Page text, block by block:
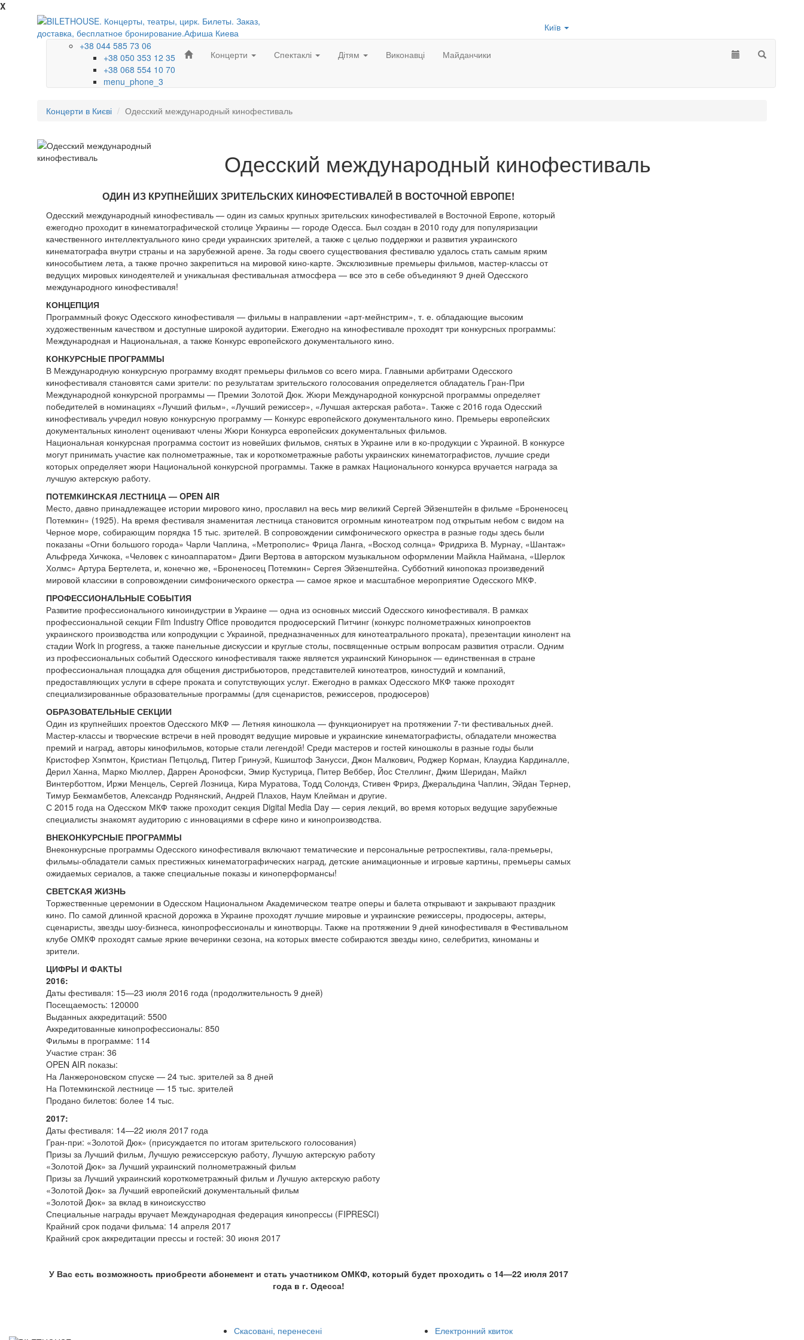
X
Київ
+38 044 585 73 06
+38 050 353 12 35
+38 068 554 10 70
menu_phone_3
Концерти Спектаклі Дітям Виконавці Майданчики
Концерти в Києві Одесский международный кинофестиваль
Одесский международный кинофестиваль
ОДИН ИЗ КРУПНЕЙШИХ ЗРИТЕЛЬСКИХ КИНОФЕСТИВАЛЕЙ В ВОСТОЧНОЙ ЕВРОПЕ!
Одесский международный кинофестиваль — один из самых крупных зрительских кинофестивалей в Восточной Европе, который
ежегодно проходит в кинематографической столице Украины — городе Одесса. Был создан в 2010 году для популяризации
качественного интеллектуального кино среди украинских зрителей, а также с целью поддержки и развития украинского
кинематографа внутри страны и на зарубежной арене. За годы своего существования фестивалю удалось стать самым ярким
кинособытием лета, а также прочно закрепиться на мировой кино-карте. Эксклюзивные премьеры фильмов, мастер-классы от
ведущих мировых кинодеятелей и уникальная фестивальная атмосфера — все это в себе объединяют 9 дней Одесского
международного кинофестиваля!
КОНЦЕПЦИЯ
Программный фокус Одесского кинофестиваля — фильмы в направлении «арт-мейнстрим», т. е. обладающие высоким
художественным качеством и доступные широкой аудитории. Ежегодно на кинофестивале проходят три конкурсных программы:
Международная и Национальная, а также Конкурс европейского документального кино.
КОНКУРСНЫЕ ПРОГРАММЫ
В Международную конкурсную программу входят премьеры фильмов со всего мира. Главными арбитрами Одесского
кинофестиваля становятся сами зрители: по результатам зрительского голосования определяется обладатель Гран-При
Международной конкурсной программы — Премии Золотой Дюк. Жюри Международной конкурсной программы определяет
победителей в номинациях «Лучший фильм», «Лучший режиссер», «Лучшая актерская работа». Также с 2016 года Одесский
кинофестиваль учредил новую конкурсную программу — Конкурс европейского документального кино. Премьеры европейских
документальных кинолент оценивают члены Жюри Конкурса европейских документальных фильмов.
Национальная конкурсная программа состоит из новейших фильмов, снятых в Украине или в ко-продукции с Украиной. В конкурсе
могут принимать участие как полнометражные, так и короткометражные работы украинских кинематографистов, лучшие среди
которых определяет жюри Национальной конкурсной программы. Также в рамках Национального конкурса вручается награда за
лучшую актерскую работу.
ПОТЕМКИНСКАЯ ЛЕСТНИЦА — OPEN AIR
Место, давно принадлежащее истории мирового кино, прославил на весь мир великий Сергей Эйзенштейн в фильме «Броненосец
Потемкин» (1925). На время фестиваля знаменитая лестница становится огромным кинотеатром под открытым небом с видом на
Черное море, собирающим порядка 15 тыс. зрителей. В сопровождении симфонического оркестра в разные годы здесь были
показаны «Огни большого города» Чарли Чаплина, «Метрополис» Фрица Ланга, «Восход солнца» Фридриха В. Мурнау, «Шантаж»
Альфреда Хичкока, «Человек с киноаппаратом» Дзиги Вертова в авторском музыкальном оформлении Майкла Наймана, «Шерлок
Холмс» Артура Бертелета, и, конечно же, «Броненосец Потемкин» Сергея Эйзенштейна. Субботний кинопоказ произведений
мировой классики в сопровождении симфонического оркестра — самое яркое и масштабное мероприятие Одесского МКФ.
ПРОФЕССИОНАЛЬНЫЕ СОБЫТИЯ
Развитие профессионального киноиндустрии в Украине — одна из основных миссий Одесского кинофестиваля. В рамках
профессиональной секции Film Industry Office проводится продюсерский Питчинг (конкурс полнометражных кинопроектов
украинского производства или копродукции с Украиной, предназначенных для кинотеатрального проката), презентации кинолент на
стадии Work in progress, а также панельные дискуссии и круглые столы, посвященные острым вопросам развития отрасли. Одним
из профессиональных событий Одесского кинофестиваля также является украинский Кинорынок — единственная в стране
профессиональная площадка для общения дистрибьюторов, представителей кинотеатров, киностудий и компаний,
предоставляющих услуги в сфере проката и сопутствующих услуг. Ежегодно в рамках Одесского МКФ также проходят
специализированные образовательные программы (для сценаристов, режиссеров, продюсеров)
ОБРАЗОВАТЕЛЬНЫЕ СЕКЦИИ
Один из крупнейших проектов Одесского МКФ — Летняя киношкола — функционирует на протяжении 7-ти фестивальных дней.
Мастер-классы и творческие встречи в ней проводят ведущие мировые и украинские кинематографисты, обладатели множества
премий и наград, авторы кинофильмов, которые стали легендой! Среди мастеров и гостей киношколы в разные годы были
Кристофер Хэпмтон, Кристиан Петцольд, Питер Гринуэй, Кшиштоф Занусси, Джон Малкович, Роджер Корман, Клаудиа Кардиналле,
Дерил Ханна, Марко Мюллер, Даррен Аронофски, Эмир Кустурица, Питер Веббер, Йос Стеллинг, Джим Шеридан, Майкл
Винтерботтом, Иржи Менцель, Сергей Лозница, Кира Муратова, Тодд Солондз, Стивен Фрирз, Джеральдина Чаплин, Эйдан Тернер,
Тимур Бекмамбетов, Александр Роднянский, Андрей Плахов, Наум Клейман и другие.
С 2015 года на Одесском МКФ также проходит секция Digital Media Day — серия лекций, во время которых ведущие зарубежные
специалисты знакомят аудиторию с инновациями в сфере кино и кинопроизводства.
ВНЕКОНКУРСНЫЕ ПРОГРАММЫ
Внеконкурсные программы Одесского кинофестиваля включают тематические и персональные ретроспективы, гала-премьеры,
фильмы-обладатели самых престижных кинематографических наград, детские анимационные и игровые картины, премьеры самых
ожидаемых сериалов, а также специальные показы и киноперформансы!
СВЕТСКАЯ ЖИЗНЬ
Торжественные церемонии в Одесском Национальном Академическом театре оперы и балета открывают и закрывают праздник
кино. По самой длинной красной дорожка в Украине проходят лучшие мировые и украинские режиссеры, продюсеры, актеры,
сценаристы, звезды шоу-бизнеса, кинопрофессионалы и кинотворцы. Также на протяжении 9 дней кинофестиваля в Фестивальном
клубе ОМКФ проходят самые яркие вечеринки сезона, на которых вместе собираются звезды кино, селебритиз, киноманы и
зрители.
ЦИФРЫ И ФАКТЫ
2016:
Даты фестиваля: 15—23 июля 2016 года (продолжительность 9 дней)
Посещаемость: 120000
Выданных аккредитаций: 5500
Аккредитованные кинопрофессионалы: 850
Фильмы в программе: 114
Участие стран: 36
OPEN AIR показы:
На Ланжероновском спуске — 24 тыс. зрителей за 8 дней
На Потемкинской лестнице — 15 тыс. зрителей
Продано билетов: более 14 тыс.
2017:
Даты фестиваля: 14—22 июля 2017 года
Гран-при: «Золотой Дюк» (присуждается по итогам зрительского голосования)
Призы за Лучший фильм, Лучшую режиссерскую работу, Лучшую актерскую работу
«Золотой Дюк» за Лучший украинский полнометражный фильм
Призы за Лучший украинский короткометражный фильм и Лучшую актерскую работу
«Золотой Дюк» за Лучший европейский документальный фильм
«Золотой Дюк» за вклад в киноискусство
Специальные награды вручает Международная федерация кинопрессы (FIPRESCI)
Крайний срок подачи фильма: 14 апреля 2017
Крайний срок аккредитации прессы и гостей: 30 июня 2017
У Вас есть возможность приобрести абонемент и стать участником ОМКФ, который будет проходить с 14—22 июля 2017
года в г. Одесса!
Скасовані, перенесені
Електронний квиток